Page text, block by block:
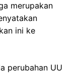
merupakan
ini ke
perubahan UU